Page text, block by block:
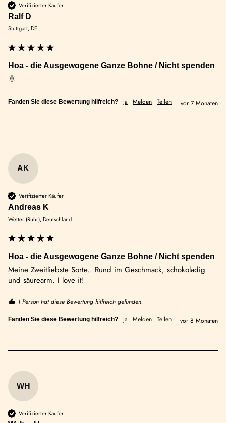
Verifizierter Käufer
Ralf D
Stuttgart, DE
Hoa - die Ausgewogene Ganze Bohne / Nicht spenden
🌞
Fanden Sie diese Bewertung hilfreich? Ja Melden Teilen vor 7 Monaten
AK
Verifizierter Käufer
Andreas K
Wetter (Ruhr), Deutschland
Hoa - die Ausgewogene Ganze Bohne / Nicht spenden
Meine Zweitliebste Sorte.. Rund im Geschmack, schokoladig
und säurearm. I love it!
1 Person hat diese Bewertung hilfreich gefunden.
Fanden Sie diese Bewertung hilfreich? Ja Melden Teilen vor 8 Monaten
WH
Verifizierter Käufer